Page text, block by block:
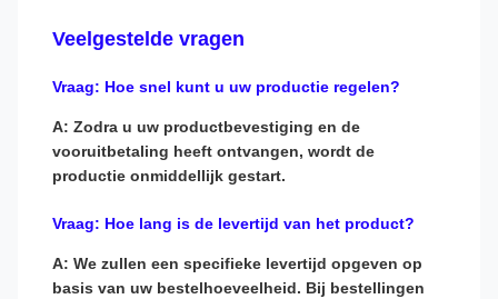
Veelgestelde vragen
Vraag: Hoe snel kunt u uw productie regelen?
A: Zodra u uw productbevestiging en de
vooruitbetaling heeft ontvangen, wordt de
productie onmiddellijk gestart.
Vraag: Hoe lang is de levertijd van het product?
A: We zullen een specifieke levertijd opgeven op
basis van uw bestelhoeveelheid. Bij bestellingen